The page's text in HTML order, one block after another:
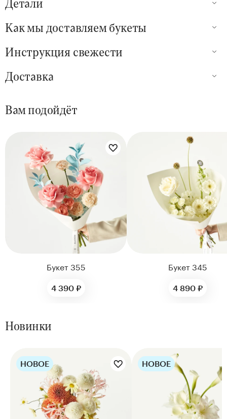
Как мы доставляем букеты
Инструкция свежести
Доставка
Вам подойдёт
Цветы букета:
Букет 355
4 390 ₽
Цветы букета:
Букет 345
4 890 ₽
Новинки
Цветы букета:
НОВОЕ
Цветы букета:
НОВОЕ